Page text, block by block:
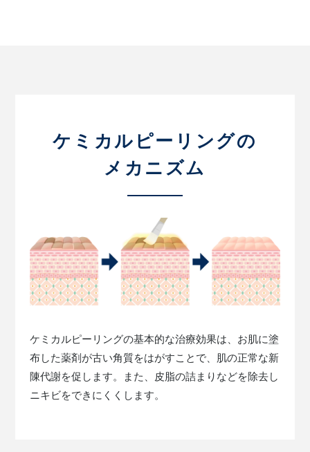
ケミカルピーリングの
メカニズム
ケミカルピーリングの基本的な治療効果は、お肌に塗
布した薬剤が古い角質をはがすことで、肌の正常な新
陳代謝を促します。また、皮脂の詰まりなどを除去し
ニキビをできにくくします。